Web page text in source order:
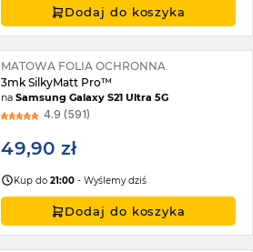
Dodaj do koszyka
MATOWA FOLIA OCHRONNA
3mk SilkyMatt Pro™
naSamsung Galaxy S21 Ultra 5G
4.9 (591)
49,90 zł
Kup do21:00 - Wyślemy dziś
Dodaj do koszyka